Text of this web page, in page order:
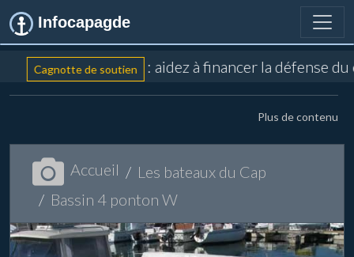
Infocapagde
Cagnotte de soutien : aidez à financer la défense
Plus de contenu
Accueil
Les bateaux du Cap
Bassin 4 ponton W